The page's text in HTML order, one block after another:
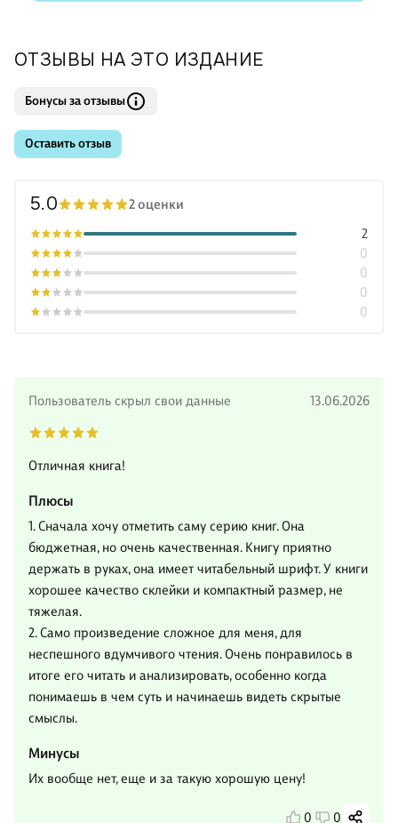
ОТЗЫВЫ НА ЭТО ИЗДАНИЕ
Бонусы за отзывы
Оставить отзыв
5.0 2 оценки
0
0
0
0
2
Пользователь скрыл свои данные 13.06.2026
Отличная книга!
Плюсы
1. Сначала хочу отметить саму серию книг. Она
бюджетная, но очень качественная. Книгу приятно
держать в руках, она имеет читабельный шрифт. У книги
хорошее качество склейки и компактный размер, не
тяжелая.
2. Само произведение сложное для меня, для
неспешного вдумчивого чтения. Очень понравилось в
итоге его читать и анализировать, особенно когда
понимаешь в чем суть и начинаешь видеть скрытые
смыслы.
Минусы
Их вообще нет, еще и за такую хорошую цену!
0 0